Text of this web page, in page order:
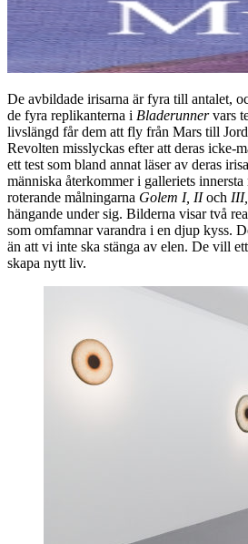
De avbildade irisarna är fyra till antalet,
de fyra replikanterna i Bladerunnervars
livslängd får dem att fly från Mars till
Revolten misslyckas efter att deras icke-
ett test som bland annat läser av deras
människa återkommer i galleriets
roterande målningarna Golem I, IIoch III,
hängande under sig. Bilderna visar två
som omfamnar varandra i en djup kyss.
än att vi inte ska stänga av elen. De vill
skapa nytt liv.